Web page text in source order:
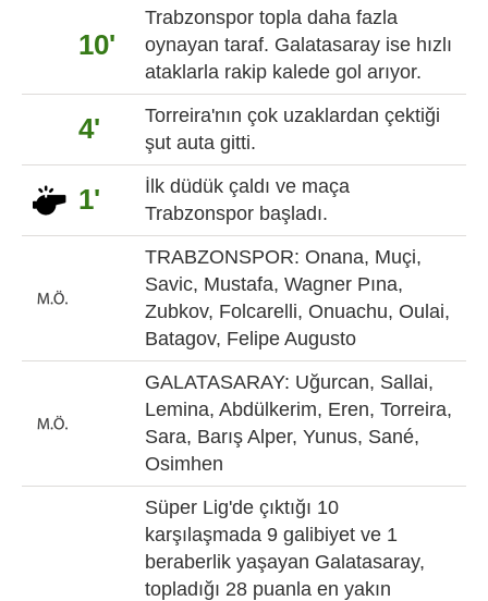
10'
Trabzonspor topla daha fazla
oynayan taraf. Galatasaray ise hızlı
ataklarla rakip kalede gol arıyor.
4'
Torreira'nın çok uzaklardan çektiği
şut auta gitti.
1'
İlk düdük çaldı ve maça
Trabzonspor başladı.
TRABZONSPOR: Onana, Muçi,
Savic, Mustafa, Wagner Pına,
Zubkov, Folcarelli, Onuachu, Oulai,
Batagov, Felipe Augusto
GALATASARAY: Uğurcan, Sallai,
Lemina, Abdülkerim, Eren, Torreira,
Sara, Barış Alper, Yunus, Sané,
Osimhen
Süper Lig'de çıktığı 10
karşılaşmada 9 galibiyet ve 1
beraberlik yaşayan Galatasaray,
topladığı 28 puanla en yakın